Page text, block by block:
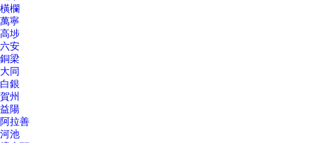
橫欄
萬寧
高埗
六安
銅梁
大同
白銀
賀州
益陽
阿拉善
河池